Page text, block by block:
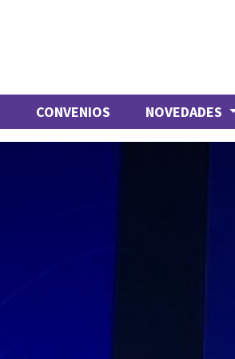
CONVENIOS NOVEDADES